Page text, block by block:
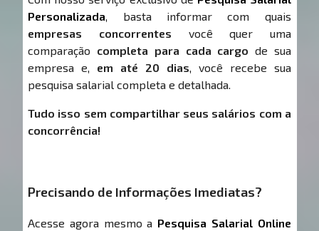
Personalizada, basta informar com quais
empresas concorrentes você quer uma
comparação completa para cada cargo de sua
empresa e, em até 20 dias, você recebe sua
pesquisa salarial completa e detalhada.
Tudo isso sem compartilhar seus salários com a
concorrência!
Precisando de Informações Imediatas?
Acesse agora mesmo a Pesquisa Salarial Online